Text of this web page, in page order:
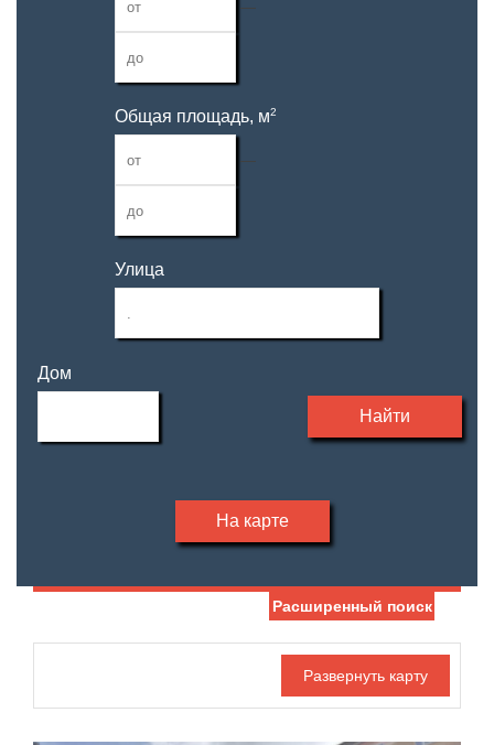
—
Общая площадь, м2
—
Улица
Дом
Найти
На карте
Жилая площадь
—
Площадь кухни
Расширенный поиск